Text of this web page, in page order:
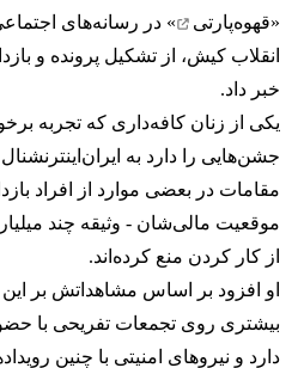
«قهوه‌پارتی
» در رسانه‌های
انقلاب کیش، از تشکیل پرونده و
خبر داد.
یکی از زنان کافه‌داری که تجربه
جشن‌هایی را دارد به
مقامات در بعضی موارد از افراد
موقعیت مالی‌شان - وثیقه چند
از کار کردن منع کرده‌اند.
او افزود بر اساس مشاهداتش بر
بیشتری روی تجمعات تفریحی با
دارد و نیروهای امنیتی با چنین